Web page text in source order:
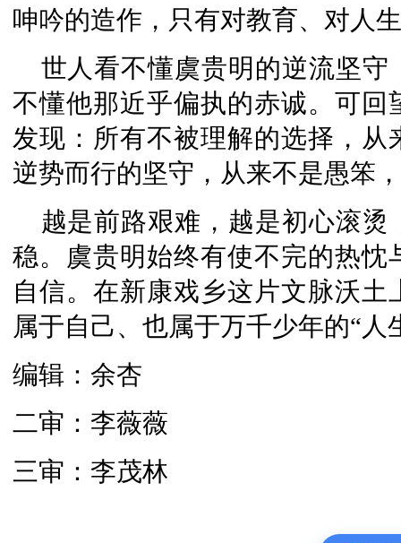
呻吟的造作，只有对教育、对人
世人看不懂虞贵明的逆流坚
不懂他那近乎偏执的赤诚。可
发现：所有不被理解的选择，
逆势而行的坚守，从来不是愚笨
越是前路艰难，越是初心滚
稳。虞贵明始终有使不完的热
自信。在新康戏乡这片文脉沃
属于自己、也属于万千少年的“人
编辑：余杏
二审：李薇薇
三审：李茂林